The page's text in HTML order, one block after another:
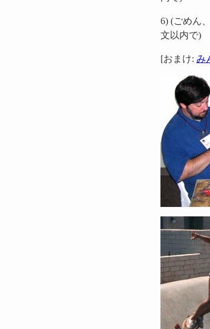
6) (ごめん
文以内で)
[おまけ: み